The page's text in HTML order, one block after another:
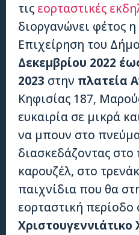
τις εορταστικές
διοργανώνει φέτος
Επιχείρηση του
Δεκεμβρίου 2022
2023 στην πλατεία
Κηφισίας 187,
ευκαιρία σε μικρά
να μπουν στο
διασκεδάζοντας
καρουζέλ, στο
παιχνίδια που θα
εορταστική περίοδο
Χριστουγεννιάτικο